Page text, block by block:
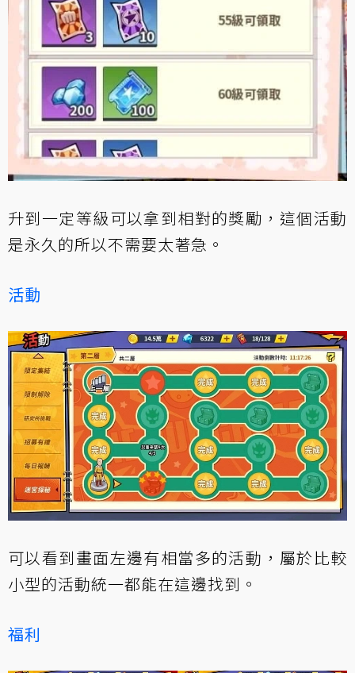
升到一定等級可以拿到相對的獎勵，這個活動
是永久的所以不需要太著急。
活動
可以看到畫面左邊有相當多的活動，屬於比較
小型的活動統一都能在這邊找到。
福利